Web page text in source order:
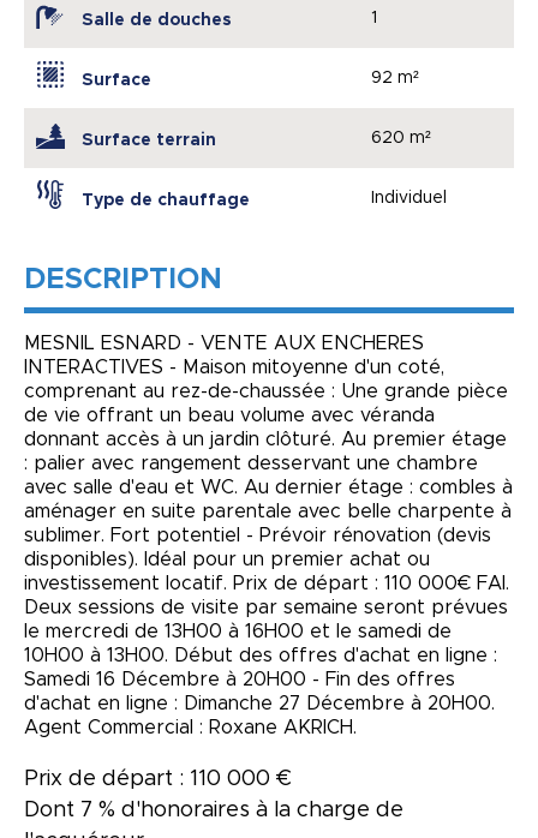
Salle de douches 1
Surface 92 m²
Surface terrain 620 m²
Type de chauffage Individuel
DESCRIPTION
MESNIL ESNARD - VENTE AUX ENCHERES
INTERACTIVES - Maison mitoyenne d'un coté,
comprenant au rez-de-chaussée : Une grande pièce
de vie offrant un beau volume avec véranda
donnant accès à un jardin clôturé. Au premier étage
: palier avec rangement desservant une chambre
avec salle d'eau et WC. Au dernier étage : combles à
aménager en suite parentale avec belle charpente à
sublimer. Fort potentiel - Prévoir rénovation (devis
disponibles). Idéal pour un premier achat ou
investissement locatif. Prix de départ : 110 000€ FAI.
Deux sessions de visite par semaine seront prévues
le mercredi de 13H00 à 16H00 et le samedi de
10H00 à 13H00. Début des offres d'achat en ligne :
Samedi 16 Décembre à 20H00 - Fin des offres
d'achat en ligne : Dimanche 27 Décembre à 20H00.
Agent Commercial : Roxane AKRICH.
Prix de départ : 110 000 €
Dont 7 % d'honoraires à la charge de